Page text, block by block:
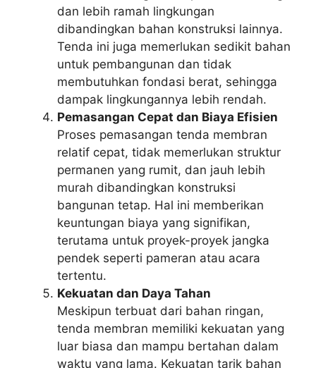
dan lebih ramah lingkungan
dibandingkan bahan konstruksi lainnya.
Tenda ini juga memerlukan sedikit bahan
untuk pembangunan dan tidak
membutuhkan fondasi berat, sehingga
dampak lingkungannya lebih rendah.
Pemasangan Cepat dan Biaya Efisien
Proses pemasangan tenda membran
relatif cepat, tidak memerlukan struktur
permanen yang rumit, dan jauh lebih
murah dibandingkan konstruksi
bangunan tetap. Hal ini memberikan
keuntungan biaya yang signifikan,
terutama untuk proyek-proyek jangka
pendek seperti pameran atau acara
tertentu.
Kekuatan dan Daya Tahan
Meskipun terbuat dari bahan ringan,
tenda membran memiliki kekuatan yang
luar biasa dan mampu bertahan dalam
waktu yang lama. Kekuatan tarik bahan